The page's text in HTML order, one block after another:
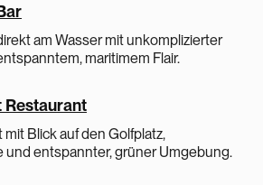
am Wasser mit unkomplizierter
maritimem Flair.
Restaurant
Blick auf den Golfplatz,
und entspannter, grüner Umgebung.